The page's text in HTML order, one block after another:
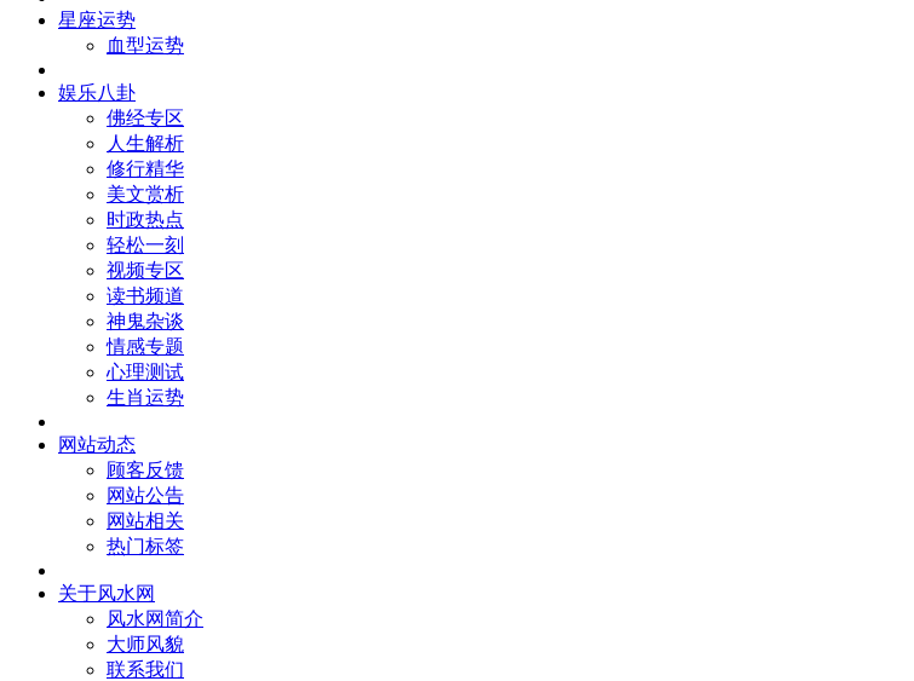
星座运势
血型运势
娱乐八卦
佛经专区
人生解析
修行精华
美文赏析
时政热点
轻松一刻
视频专区
读书频道
神鬼杂谈
情感专题
心理测试
生肖运势
网站动态
顾客反馈
网站公告
网站相关
热门标签
关于风水网
风水网简介
大师风貌
联系我们